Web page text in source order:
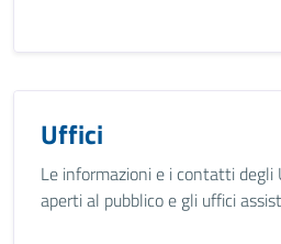
Uffici
Le informazioni e i contatti degli
aperti al pubblico e gli uffici